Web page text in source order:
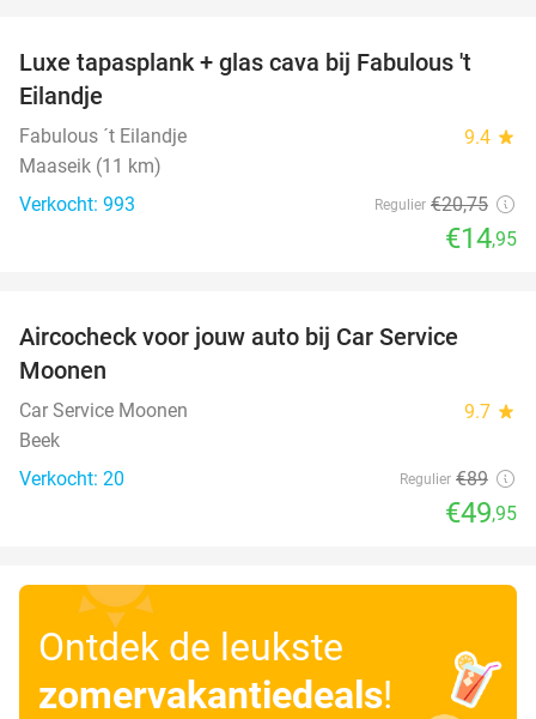
28%
Luxe tapasplank + glas cava bij Fabulous 't
Eilandje
Fabulous ´t Eilandje 9.4 star
Maaseik (11 km)
Verkocht: 993
Regulier €20,75
€14,95
Aircocheck voor jouw auto bij Car Service
Moonen
Car Service Moonen 9.7 star
Beek
Verkocht: 20
Regulier €89
€49,95
Ontdek de leukste
zomervakantiedeals!